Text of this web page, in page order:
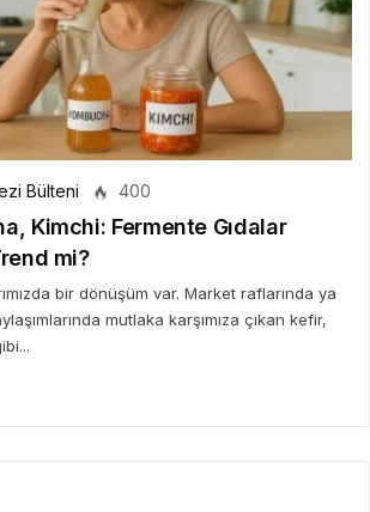
Bülteni 400
Kimchi: Fermente Gıdalar
mi?
bir dönüşüm var. Market raflarında ya
mutlaka karşımıza çıkan kefir,